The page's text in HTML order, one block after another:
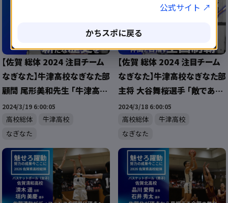
【佐賀 総体 2024 注目チーム
なぎなた】牛津高校なぎなた部
顧問 尾形美和先生 「牛津高に
新たな歴史を」
2024/3/19 6:00:05
高校総体
牛津高校
なぎなた
【佐賀 総体 2024 注目チーム
なぎなた】牛津高校なぎなた部
主将 大谷舞桜選手 「敵であり
味方。仲間と目指す全国制覇！」
2024/3/18 6:00:05
高校総体
牛津高校
なぎなた
公式サイト ↗
かちスポに戻る